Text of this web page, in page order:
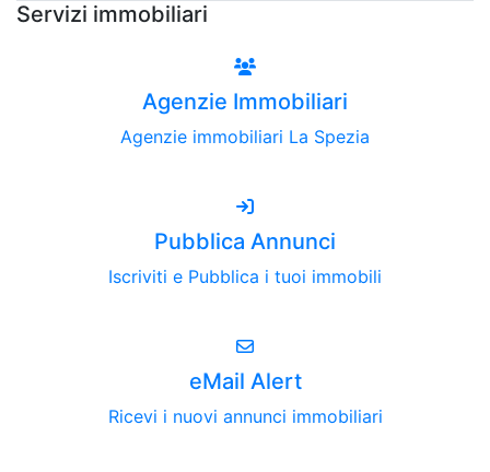
Servizi immobiliari
Agenzie Immobiliari
Agenzie immobiliari La Spezia
Pubblica Annunci
Iscriviti e Pubblica i tuoi immobili
eMail Alert
Ricevi i nuovi annunci immobiliari